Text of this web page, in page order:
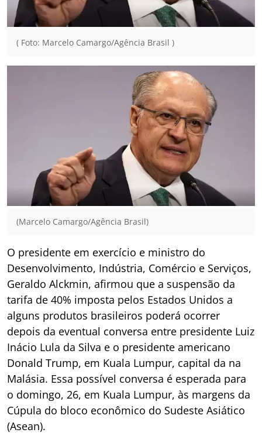
( Foto: Marcelo Camargo/Agência Brasil )
(Marcelo Camargo/Agência Brasil)
O presidente em exercício e ministro do
Desenvolvimento, Indústria, Comércio e Serviços,
Geraldo Alckmin, afirmou que a suspensão da
tarifa de 40% imposta pelos Estados Unidos a
alguns produtos brasileiros poderá ocorrer
depois da eventual conversa entre presidente Luiz
Inácio Lula da Silva e o presidente americano
Donald Trump, em Kuala Lumpur, capital da na
Malásia. Essa possível conversa é esperada para
o domingo, 26, em Kuala Lumpur, às margens da
Cúpula do bloco econômico do Sudeste Asiático
(Asean).